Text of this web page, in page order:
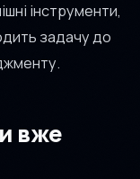
інструменти,
задачу до
вже